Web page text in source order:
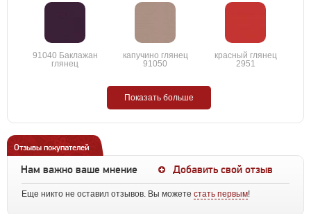
91040 Баклажан
глянец
капучино глянец
91050
красный глянец
2951
Показать больше
Отзывы покупателей
Нам важно ваше мнение Добавить свой отзыв
Еще никто не оставил отзывов. Вы можете стать первым!